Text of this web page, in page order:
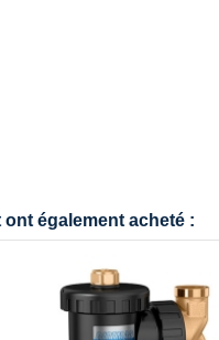
également acheté :